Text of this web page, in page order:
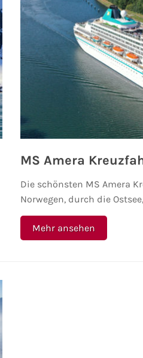
MS Amera
Die schönsten MS Amera
Norwegen, durch die
Mehr ansehen